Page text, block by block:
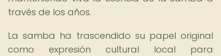
través de los años.
La samba ha trascendido su papel original
como expresión cultural local para